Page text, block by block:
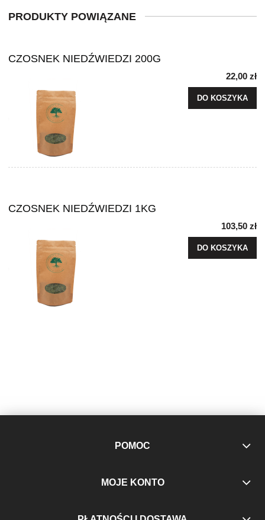
PRODUKTY POWIĄZANE
CZOSNEK NIEDŹWIEDZI 200G
22,00 zł
DO KOSZYKA
CZOSNEK NIEDŹWIEDZI 1KG
103,50 zł
DO KOSZYKA
POMOC
MOJE KONTO